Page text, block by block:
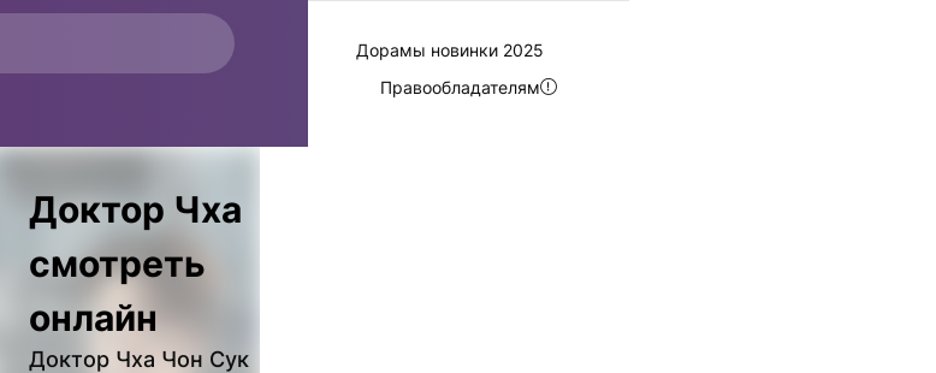
Доктор Чха
смотреть
онлайн
Доктор Чха Чон Сук
Дорамы новинки 2025
Правообладателям